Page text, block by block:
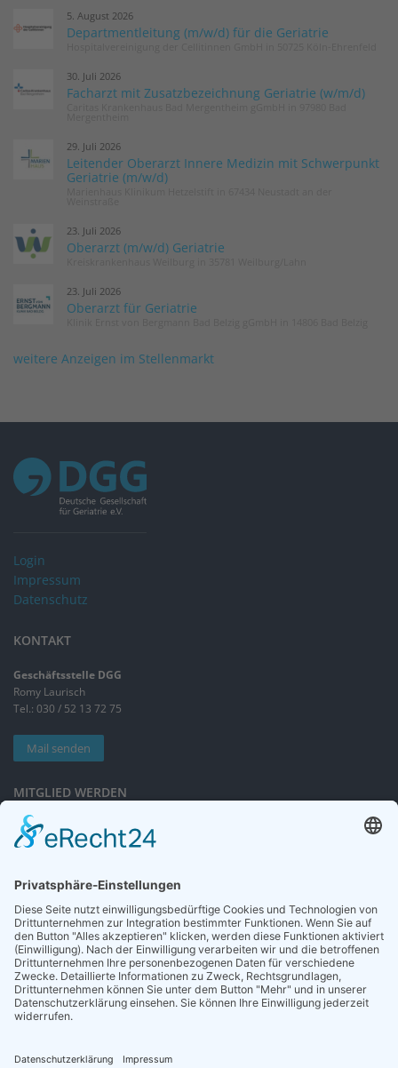
5. August 2026
Departmentleitung (m/w/d) für die Geriatrie
30. Juli 2026
Facharzt mit Zusatzbezeichnung Geriatrie (w/m/d)
29. Juli 2026
Leitender Oberarzt Innere Medizin mit Schwerpunkt
Geriatrie (m/w/d)
23. Juli 2026
Oberarzt (m/w/d) Geriatrie
23. Juli 2026
Oberarzt für Geriatrie
weitere Anzeigen im Stellenmarkt
Login
Impressum
Datenschutz
KONTAKT
Geschäftsstelle DGG
Romy Laurisch
Tel.: 030 / 52 13 72 75
Mail senden
MITGLIED WERDEN
Sieben gute Gründe
für Ihre Mitgliedschaft
NEWSLETTER
Neuigkeiten rund um die Geriatrie und die DGG – regelmäßig in Ihrem
Postfach.